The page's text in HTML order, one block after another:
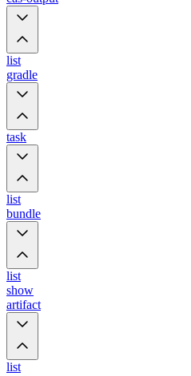
list
gradle
task
list
bundle
list
show
artifact
list